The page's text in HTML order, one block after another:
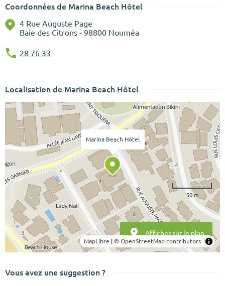
Coordonnées de Marina Beach Hôtel
4 Rue Auguste Page
Baie des Citrons - 98800 Nouméa
28 76 33
Localisation de Marina Beach Hôtel
50 m
MapLibre | © OpenStreetMap contributors
Marina Beach Hôtel
Afficher sur le plan
Vous avez une suggestion ?